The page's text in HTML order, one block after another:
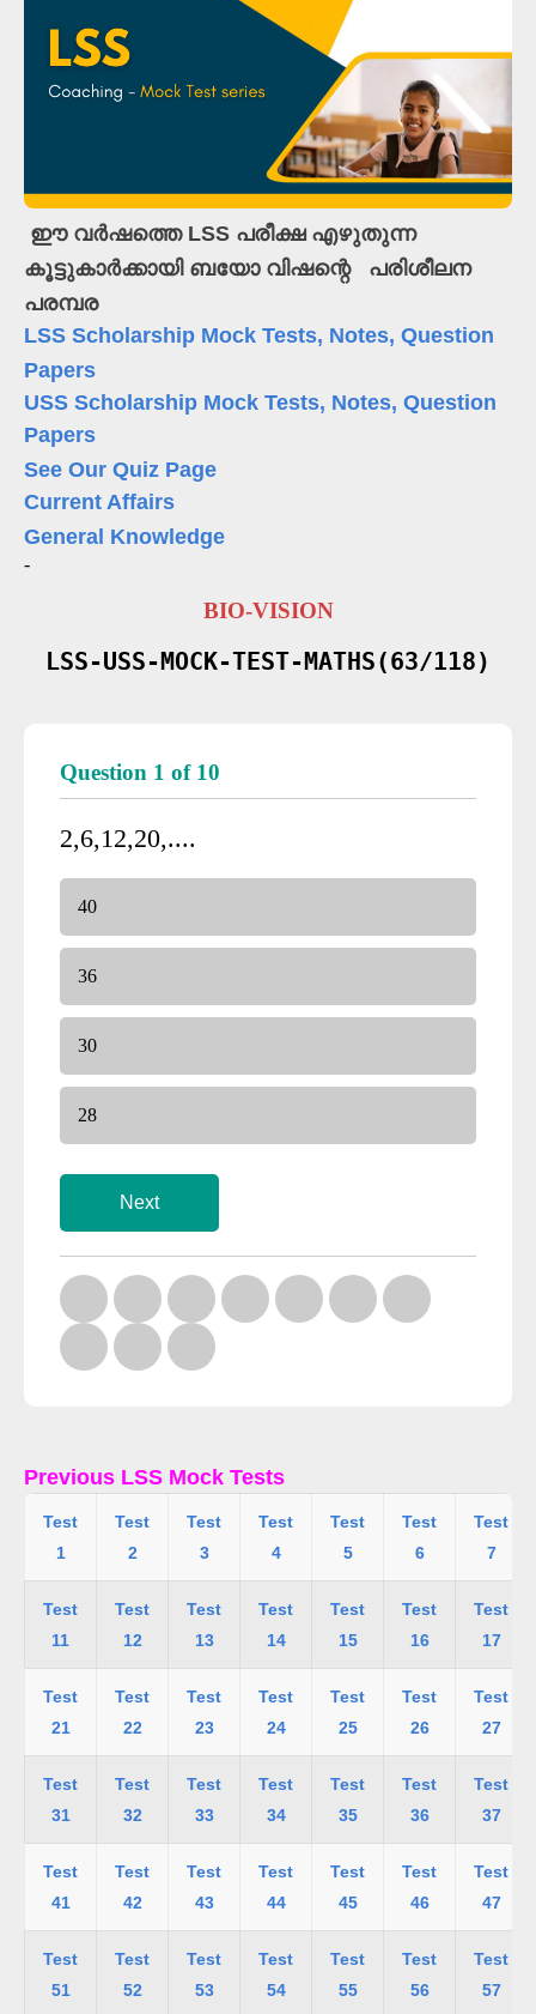
ഈ വർഷത്തെ LSS പരീക്ഷ എഴുതുന്ന
കൂട്ടുകാർക്കായിബയോ വിഷന്റെ പരിശീലന
പരമ്പര
LSS Scholarship Mock Tests, Notes, Question
Papers
USS Scholarship Mock Tests, Notes, Question
Papers
See Our Quiz Page
Current Affairs
General Knowledge
Previous LSS Mock Tests
Test
1
Test
2
Test
3
Test
4
Test
5
Test
6
Test
7
Test
11
Test
12
Test
13
Test
14
Test
15
Test
16
Test
17
Test
21
Test
22
Test
23
Test
24
Test
25
Test
26
Test
27
Test
31
Test
32
Test
33
Test
34
Test
35
Test
36
Test
37
Test
41
Test
42
Test
43
Test
44
Test
45
Test
46
Test
47
Test
51
Test
52
Test
53
Test
54
Test
55
Test
56
Test
57